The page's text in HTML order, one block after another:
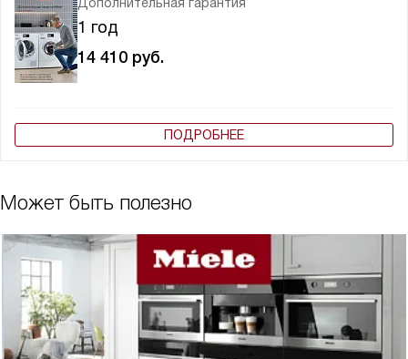
1 год
14 410 руб.
ПОДРОБНЕЕ
Может быть полезно